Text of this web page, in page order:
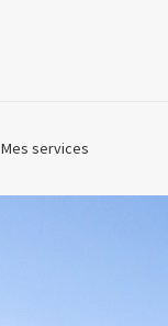
Mes services